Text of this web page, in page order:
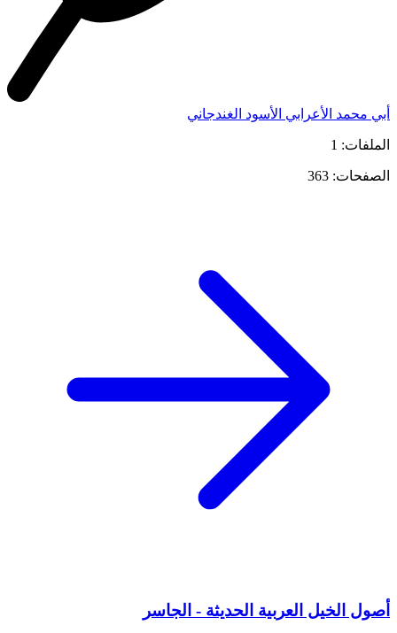
أبي محمد الأعرابي الأسود الغندجاني
الملفات: 1
الصفحات: 363
أصول الخيل العربية الحديثة - الجاسر